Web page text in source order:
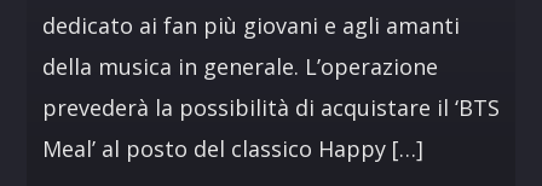
dedicato ai fan più giovani e agli amanti
della musica in generale. L’operazione
prevederà la possibilità di acquistare il ‘BTS
Meal’ al posto del classico Happy […]